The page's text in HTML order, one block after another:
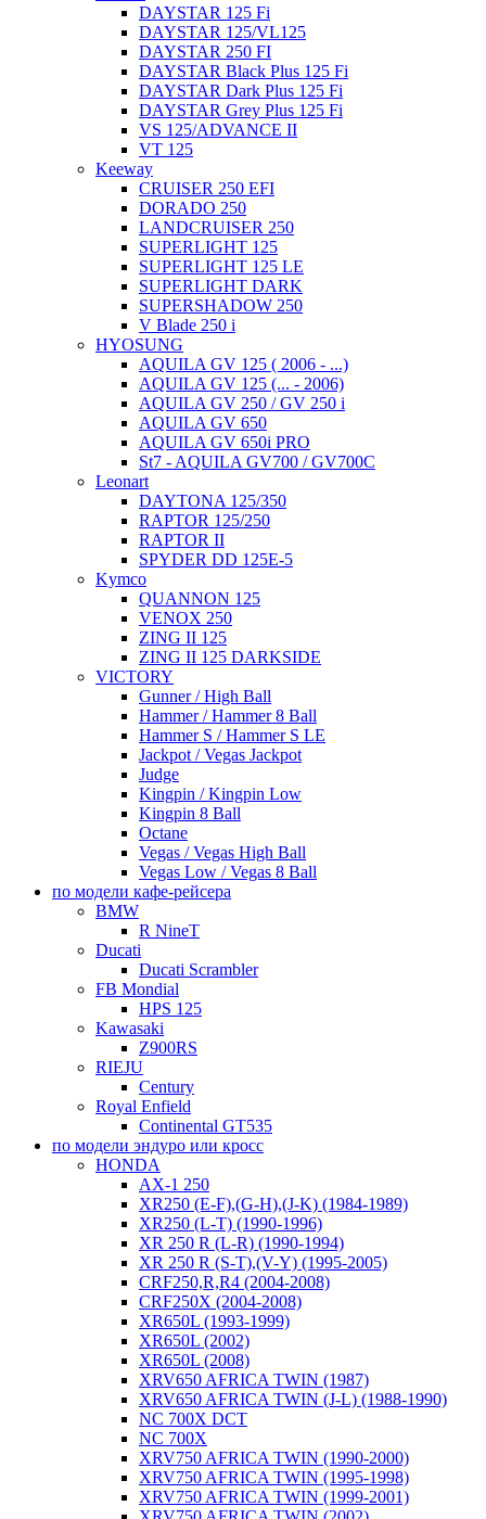
DAYSTAR 125 Fi
DAYSTAR 125/VL125
DAYSTAR 250 FI
DAYSTAR Black Plus 125 Fi
DAYSTAR Dark Plus 125 Fi
DAYSTAR Grey Plus 125 Fi
VS 125/ADVANCE II
VT 125
Keeway
CRUISER 250 EFI
DORADO 250
LANDCRUISER 250
SUPERLIGHT 125
SUPERLIGHT 125 LE
SUPERLIGHT DARK
SUPERSHADOW 250
V Blade 250 i
HYOSUNG
AQUILA GV 125 ( 2006 - ...)
AQUILA GV 125 (... - 2006)
AQUILA GV 250 / GV 250 i
AQUILA GV 650
AQUILA GV 650i PRO
St7 - AQUILA GV700 / GV700C
Leonart
DAYTONA 125/350
RAPTOR 125/250
RAPTOR II
SPYDER DD 125E-5
Kymco
QUANNON 125
VENOX 250
ZING II 125
ZING II 125 DARKSIDE
VICTORY
Gunner / High Ball
Hammer / Hammer 8 Ball
Hammer S / Hammer S LE
Jackpot / Vegas Jackpot
Judge
Kingpin / Kingpin Low
Kingpin 8 Ball
Octane
Vegas / Vegas High Ball
Vegas Low / Vegas 8 Ball
по модели кафе-рейсера
BMW
R NineT
Ducati
Ducati Scrambler
FB Mondial
HPS 125
Kawasaki
Z900RS
RIEJU
Century
Royal Enfield
Continental GT535
по модели эндуро или кросс
HONDA
AX-1 250
XR250 (E-F),(G-H),(J-K) (1984-1989)
XR250 (L-T) (1990-1996)
XR 250 R (L-R) (1990-1994)
XR 250 R (S-T),(V-Y) (1995-2005)
CRF250,R,R4 (2004-2008)
CRF250X (2004-2008)
XR650L (1993-1999)
XR650L (2002)
XR650L (2008)
XRV650 AFRICA TWIN (1987)
XRV650 AFRICA TWIN (J-L) (1988-1990)
NC 700X DCT
NC 700X
XRV750 AFRICA TWIN (1990-2000)
XRV750 AFRICA TWIN (1995-1998)
XRV750 AFRICA TWIN (1999-2001)